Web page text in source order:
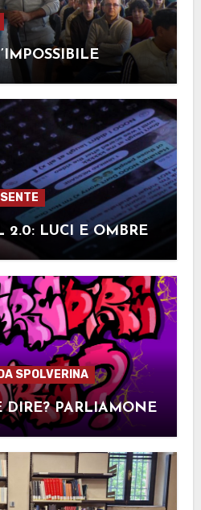
2.0: LUCI E OMBRE
SPOLVERINA
DIRE? PARLIAMONE